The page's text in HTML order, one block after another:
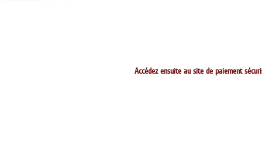
Accédez ensuite au site de paiement